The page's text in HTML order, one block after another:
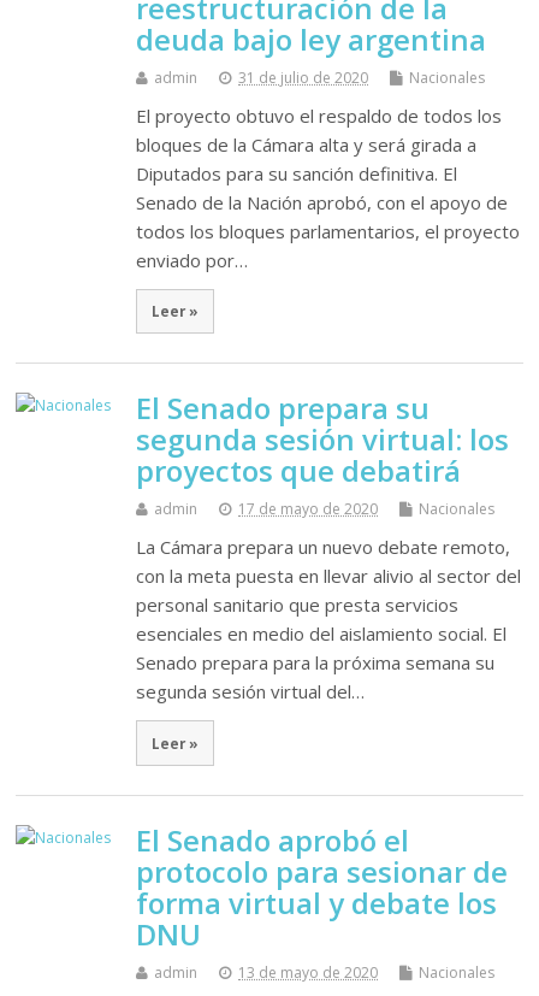
deuda bajo ley argentina
admin 31 de julio de 2020 Nacionales
El proyecto obtuvo el respaldo de todos los
bloques de la Cámara alta y será girada a
Diputados para su sanción definitiva. El
Senado de la Nación aprobó, con el apoyo de
todos los bloques parlamentarios, el proyecto
enviado por…
Leer »
El Senado prepara su
segunda sesión virtual: los
proyectos que debatirá
admin 17 de mayo de 2020 Nacionales
La Cámara prepara un nuevo debate remoto,
con la meta puesta en llevar alivio al sector del
personal sanitario que presta servicios
esenciales en medio del aislamiento social. El
Senado prepara para la próxima semana su
segunda sesión virtual del…
Leer »
El Senado aprobó el
protocolo para sesionar de
forma virtual y debate los
DNU
admin 13 de mayo de 2020 Nacionales